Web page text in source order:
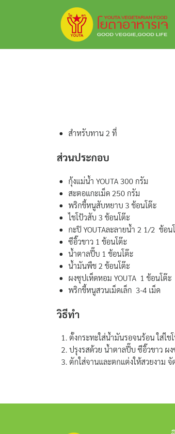
สำหรับทาน 2 ที่
ส่วนประกอบ
กุ้งแม่น้ำ YOUTA 300 กรัม
สะตอแกะเม็ด 250 กรัม
พริกขี้หนูสับหยาบ 3 ช้อนโต๊ะ
ไชโป้วสับ 3 ช้อนโต๊ะ
กะปิ YOUTAละลายน้ำ 2 1/2 ช้อน
ซีอิ๊วขาว 1 ช้อนโต๊ะ
น้ำตาลปี๊บ 1 ช้อนโต๊ะ
น้ำมันพืช 2 ช้อนโต๊ะ
ผงซุปเห็ดหอม YOUTA 1 ช้อนโต๊ะ
พริกขี้หนูสวนเม็ดเล็ก 3-4 เม็ด
วิธีทำ
ตั้งกระทะใส่น้ำมันรอจนร้อน ใส่ไ
ปรุงรสด้วย น้ำตาลปี๊บ ซีอิ๊วขาว ผ
ตักใส่จานและตกแต่งให้สวยงาม จั